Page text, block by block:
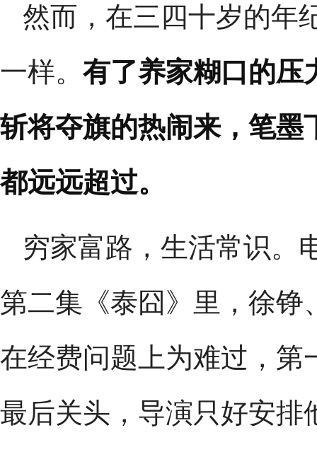
然而，在三四十岁的年
一样。 有了养家糊口的压
斩将夺旗的热闹来，笔墨
都远远超过。
穷家富路，生活常识。
第二集《泰囧》里，徐铮
在经费问题上为难过，第
最后关头，导演只好安排